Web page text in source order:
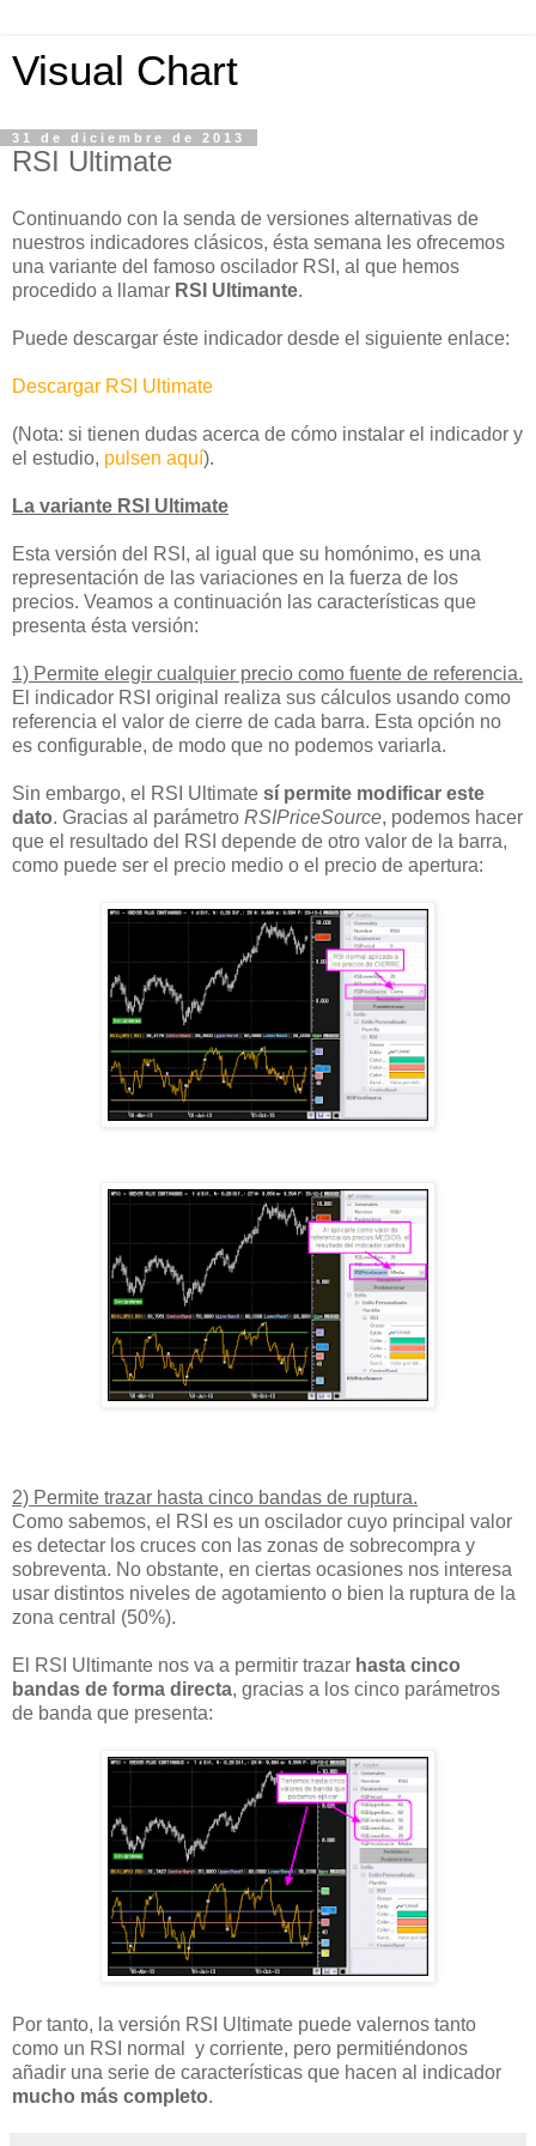
Visual Chart
31 de diciembre de 2013
RSI Ultimate
Continuando con la senda de versiones alternativas de
nuestros indicadores clásicos, ésta semana les ofrecemos
una variante del famoso oscilador RSI, al que hemos
procedido a llamar RSI Ultimante.
Puede descargar éste indicador desde el siguiente enlace:
Descargar RSI Ultimate
(Nota: si tienen dudas acerca de cómo instalar el indicador y
el estudio, pulsen aquí).
La variante RSI Ultimate
Esta versión del RSI, al igual que su homónimo, es una
representación de las variaciones en la fuerza de los
precios. Veamos a continuación las características que
presenta ésta versión:
1) Permite elegir cualquier precio como fuente de referencia.
El indicador RSI original realiza sus cálculos usando como
referencia el valor de cierre de cada barra. Esta opción no
es configurable, de modo que no podemos variarla.
Sin embargo, el RSI Ultimate sí permite modificar este
dato. Gracias al parámetro RSIPriceSource, podemos hacer
que el resultado del RSI depende de otro valor de la barra,
como puede ser el precio medio o el precio de apertura:
2) Permite trazar hasta cinco bandas de ruptura.
Como sabemos, el RSI es un oscilador cuyo principal valor
es detectar los cruces con las zonas de sobrecompra y
sobreventa. No obstante, en ciertas ocasiones nos interesa
usar distintos niveles de agotamiento o bien la ruptura de la
zona central (50%).
El RSI Ultimante nos va a permitir trazar hasta cinco
bandas de forma directa, gracias a los cinco parámetros
de banda que presenta:
Por tanto, la versión RSI Ultimate puede valernos tanto
como un RSI normal y corriente, pero permitiéndonos
añadir una serie de características que hacen al indicador
mucho más completo.